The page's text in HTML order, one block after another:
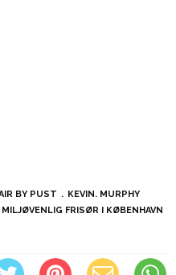
BY PUST
KEVIN. MURPHY
MILJØVENLIG FRISØR I KØBENHAVN